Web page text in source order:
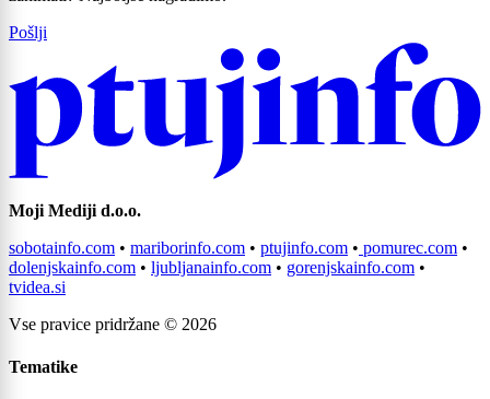
Pošlji
Moji Mediji d.o.o.
sobotainfo.com • mariborinfo.com • ptujinfo.com • pomurec.com •
dolenjskainfo.com • ljubljanainfo.com • gorenjskainfo.com •
tvidea.si
Vse pravice pridržane © 2026
Tematike
Prijavi se na cajtng